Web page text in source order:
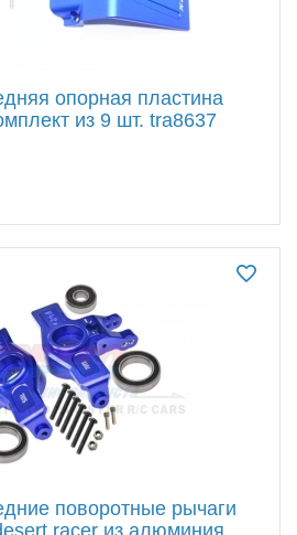
опорная пластина
из 9 шт. tra8637
поворотные рычаги
racer из алюминия